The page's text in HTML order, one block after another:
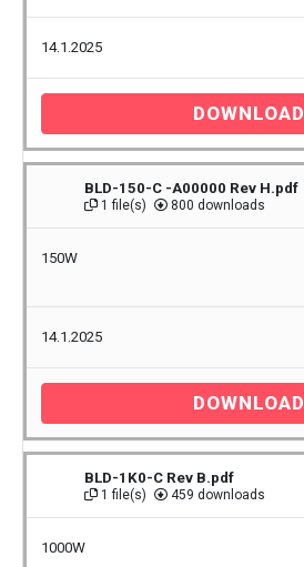
14.1.2025
DOWNLOAD
BLD-150-C -A00000 Rev H.pdf
1 file(s) 800 downloads
150W
14.1.2025
DOWNLOAD
BLD-1K0-C Rev B.pdf
1 file(s) 459 downloads
1000W